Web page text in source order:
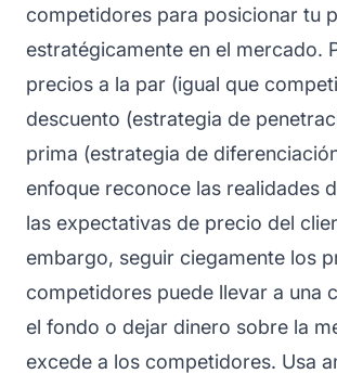
competidores para posicionar tu
estratégicamente en el mercado.
precios a la par (igual que
descuento (estrategia de
prima (estrategia de
enfoque reconoce las realidades
las expectativas de precio del
embargo, seguir ciegamente los
competidores puede llevar a una
el fondo o dejar dinero sobre la
excede a los competidores. Usa